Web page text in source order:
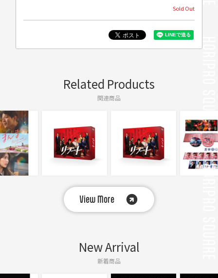
Sold Out
Related Products
関連商品
View More
New Arrival
新着商品